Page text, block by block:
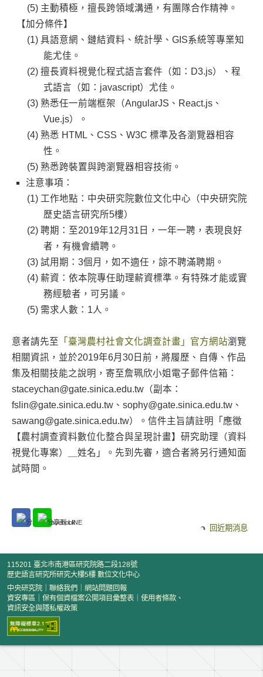
主動積極，擅長跨領域溝通，有團隊合作精神。
【加分條件】
具語意網、鏈結資料、統計學、GIS系統等專業知
能尤佳。
擅長資料視覺化程式語言套件（如：D3.js）、程
式語言（如：javascript）尤佳。
熟悉任一前端框架（AngularJS、React.js、
Vue.js）。
熟悉 HTML、CSS、W3C 標準及各瀏覽器相容
性。
熟悉跨裝置與跨瀏覽器相容技術。
注意事項：
工作地點：中央研究院數位文化中心（中央研究院
歷史語言研究所5樓）
聘期：至2019年12月31日，一年一聘，表現良好
者，有機會續聘。
試用期：3個月，如不適任，諒不聘滿聘期。
薪資：依本院專任助理薪資標準。有特殊才能或實
務經驗者，可另議。
需求人數：1人。
意者請先至 「臺灣農村社會文化調查計畫」官方網站瀏覽
相關資訊，並於2019年6月30日前，將履歷、自傳、作品
集及相關技能之說明，寄至詹珮欣小姐電子郵件信箱：
staceychan@gate.sinica.edu.tw（副本：
fslin@gate.sinica.edu.tw、sophy@gate.sinica.edu.tw、
sawang@gate.sinica.edu.tw）。信件主旨請註明「應徵
【農村調查資料數位化整合與呈現計畫】研究助理（資料
視覺化專案）＿姓名」。先到先審，適合者將另行通知面
試時間。
回近期消息
115201 臺北市南港區研究院路二段128號
歷史語言研究所研究大樓5樓 數位文化中心
中央研究院
聯絡我們
網站問題回報
資安專區
保有個資檔案公開項目彙整表
使用者條款、
資訊安全與隱私權政策